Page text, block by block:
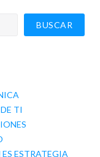
BUSCAR
TI
ESTRATEGIA